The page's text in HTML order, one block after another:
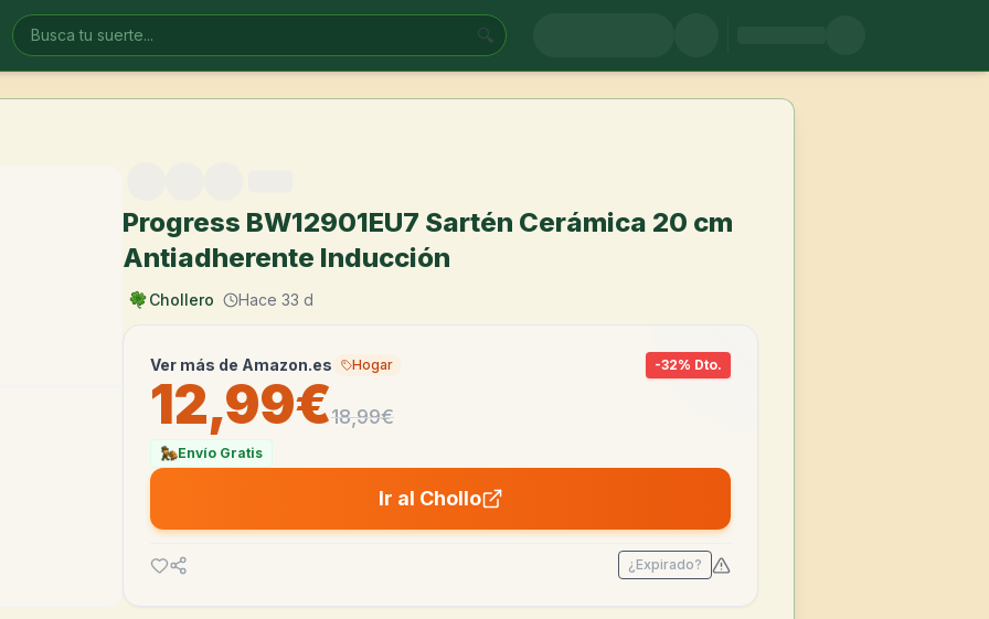
🔍
Progress BW12901EU7 Sartén Cerámica 20 cm
Antiadherente Inducción
Chollero Hace 33 d
Ver más de Amazon.es Hogar -32% Dto.
12,99€18,99€
Envío Gratis
Ir al Chollo
¿Expirado?